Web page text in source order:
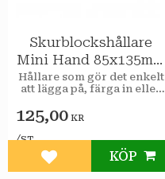
Skurblockshållare
Mini Hand 85x135mm
OSMO
Hållare som gör det enkelt
att lägga på, färga in eller
bordsskivor och
bänkskivor.
125,00 KR
/ST
Lägg till i favoriter
KÖP